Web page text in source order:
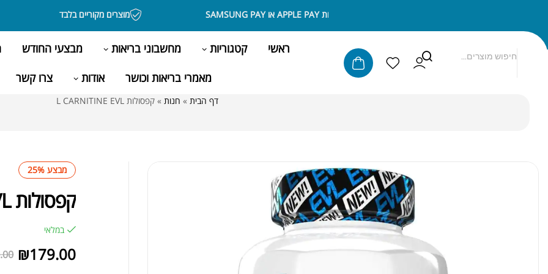
מוצרים מקוריים בלבד
ראשי קטגוריות מחשבוני בריאות מבצעי החודש
מאמרי בריאות וכושר
אודות צרו קשר
דף הבית » חנות »קפסולות L CARNITINE EVL
מבצע 25%
קפסולות L CARNITINE EVL
במלאי
₪179.00